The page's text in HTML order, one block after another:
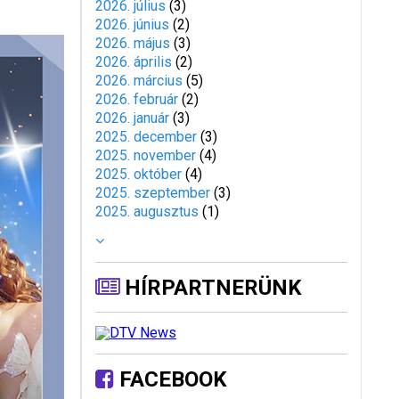
2026. július (3)
2026. június (2)
2026. május (3)
2026. április (2)
2026. március (5)
2026. február (2)
2026. január (3)
2025. december (3)
2025. november (4)
2025. október (4)
2025. szeptember (3)
2025. augusztus (1)
HÍRPARTNERÜNK
FACEBOOK